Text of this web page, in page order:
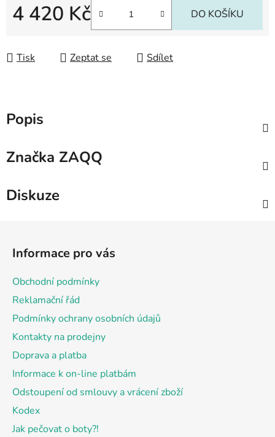
4 420 Kč DO KOŠÍKU
Tisk Zeptat se Sdílet
Popis
Značka ZAQQ
Diskuze
Informace pro vás
Obchodní podmínky
Reklamační řád
Podmínky ochrany osobních údajů
Kontakty na prodejny
Doprava a platba
Informace k on-line platbám
Odstoupení od smlouvy a vrácení zboží
Kodex
Jak pečovat o boty?!